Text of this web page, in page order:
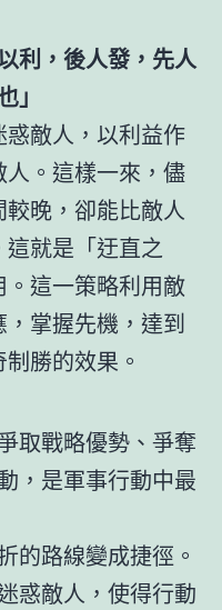
利，後人發，先人
」
敵人，以利益作
。這樣一來，儘
晚，卻能比敵人
就是「迂直之
這一策略利用敵
掌握先機，達到
勝的效果。
取戰略優勢、爭奪
，是軍事行動中最
的路線變成捷徑。
惑敵人，使得行動